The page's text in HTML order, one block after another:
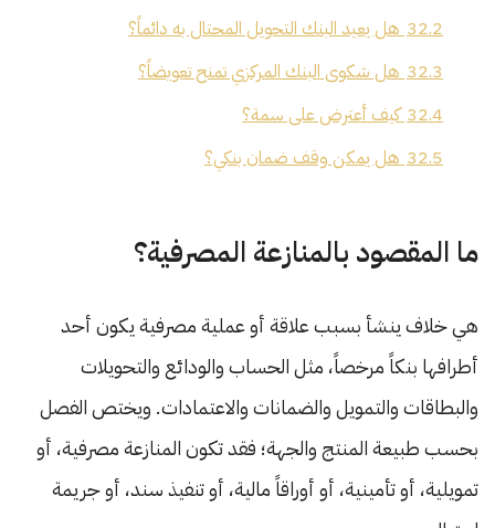
32.2 هل يعيد البنك التحويل المحتال به دائماً؟
32.3 هل شكوى البنك المركزي تمنح تعويضاً؟
32.4 كيف أعترض على سمة؟
32.5 هل يمكن وقف ضمان بنكي؟
ما المقصود بالمنازعة المصرفية؟
هي خلاف ينشأ بسبب علاقة أو عملية مصرفية يكون أحد
أطرافها بنكاً مرخصاً، مثل الحساب والودائع والتحويلات
والبطاقات والتمويل والضمانات والاعتمادات. ويختص الفصل
بحسب طبيعة المنتج والجهة؛ فقد تكون المنازعة مصرفية، أو
تمويلية، أو تأمينية، أو أوراقاً مالية، أو تنفيذ سند، أو جريمة